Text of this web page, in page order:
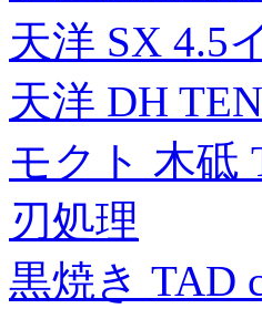
天洋 SX 4.5
天洋 DH
モクト 木砥
刃処理
黒焼き TAD